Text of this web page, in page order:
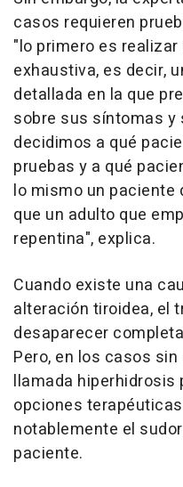
casos requieren
"lo primero es
exhaustiva, es decir,
detallada en la que
sobre sus síntomas y
decidimos a qué
pruebas y a qué
lo mismo un paciente
que un adulto que
repentina", explica.
Cuando existe una
alteración tiroidea, el
desaparecer
Pero, en los casos
llamada hiperhidrosis
opciones
notablemente el
paciente.